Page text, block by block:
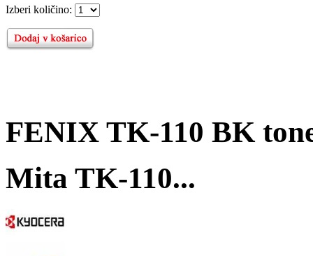
Izberi količino:
FENIX TK-110 BK
Mita TK-110...